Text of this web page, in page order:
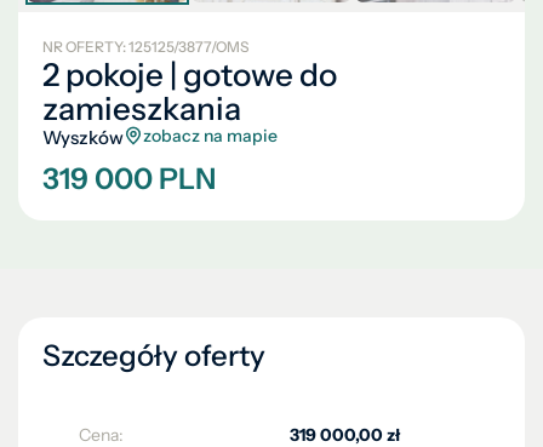
NR OFERTY: 125125/3877/OMS
2 pokoje | gotowe do
zamieszkania
Wyszków zobacz na mapie
319 000 PLN
Szczegóły oferty
Cena:
319 000,00 zł